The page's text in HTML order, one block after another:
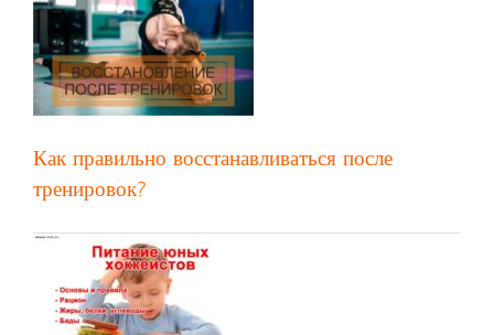
Как правильно восстанавливаться после
тренировок?